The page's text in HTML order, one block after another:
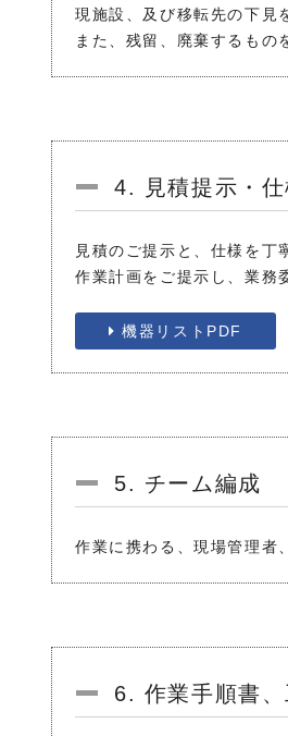
現施設、及び移転先の下見
また、残留、廃棄するもの
4. 見積提示・
見積のご提示と、仕様を丁
作業計画をご提示し、業務
機器リストPDF
5. チーム編成
作業に携わる、現場管理者
6. 作業手順書